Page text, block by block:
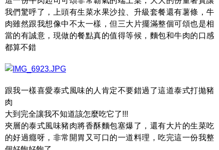
我們驚呼了，上頭有生菜水果沙拉、升級套餐還有薯條，牛
肉雖然跟我想像中不太一樣，但三大片擺滿整個可頌也是相
當的有誠意，現做的餐點真的值得等候，麵包和牛肉的口感
都算不錯
跟我一樣喜愛泰式風味的人肯定不要錯過了這道泰式打拋豬
肉
大到完全讓我不知道該怎麼吃它了!!!
夾層的泰式風味豬肉將香酥麵包塞爆了，還有大片的生菜吃
的好過癮呀，非常開胃又可口的一道料理，吃完這一份我整